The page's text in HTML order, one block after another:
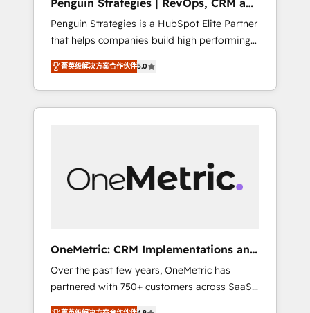
Pas pour remplacer l'humain, mais pour
l'augmenter. Chez Ideagency, nous
accompagnons cette transformation. D'abord
les fondations : des données unifiées, des
processus alignés. Ensuite l'augmentation :
l'IA là où elle crée de la valeur. Et surtout :
l'humain qui reste au centre. Parce que la
Penguin Strategies | RevOps, CRM and
AI
Penguin Strategies is a HubSpot Elite Partner
that helps companies build high performing
revenue operations across complex sales
cycles, multi system environments and global
SaaS or manufacturing teams. Trusted by
leading enterprises and fast growing scale
architecture 🔗 CRM migrations & End to end
integrations 🤖 AI workflows & enrichment 📘
rely on for scalable revenue insights.
菁英级解决方案合作伙伴5.0
OneMetric: CRM Implementations and
GTM engineering
Over the past few years, OneMetric has
partnered with 750+ customers across SaaS,
fintech, healthcare, real estate, and other